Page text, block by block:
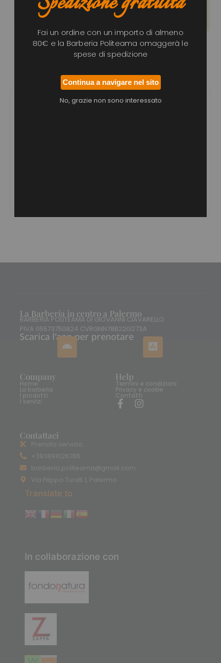
conferma d’acquisto dopo aver aggiunto l’articolo
nel carrello
Descrizione Recensioni (0)
La Barberia in centro a Palermo
BARBERIA POLITEAMA DI GIOVANNI CIAVARELLO
PIVA 05573750824 CVRGNN78B22G273A
Scarica l'app per prenotare
Company
Home
La barberia
I prodotti
I servizi
Help
Termini e condizioni
Privacy e cookie
Contatti
Contattaci
Prenota servizio
+393891026786
barberia.politeama@gmail.com
Via Filippo Turati 1, Palermo
Translate to
In collaborazione con
Fai un ordine con un importo di almeno
80€ e la Barberia Politeama omaggerà le
spese di spedizione
Continua a navigare nel sito
No, grazie non sono interessato